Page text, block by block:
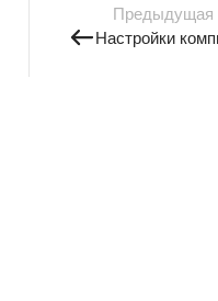
Предыдущая
Настройки